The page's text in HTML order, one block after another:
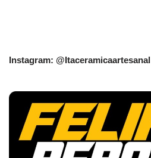
Instagram: @Itaceramicaartesanal